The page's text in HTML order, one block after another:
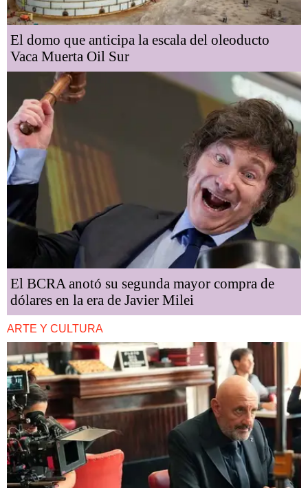
El domo que anticipa la escala del oleoducto
Vaca Muerta Oil Sur
El BCRA anotó su segunda mayor compra de
dólares en la era de Javier Milei
ARTE Y CULTURA